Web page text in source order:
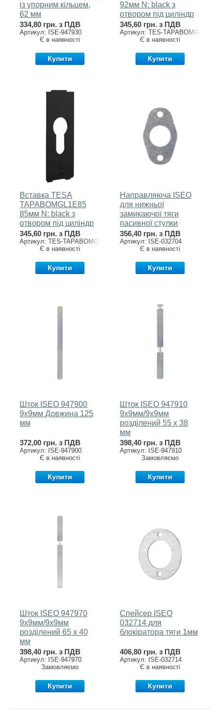
із упорним кільцем,
62 мм
334,80 грн. з ПДВ
Артикул: ISE-947930
Є в наявності
Купити
92мм N: black з
отвором під циліндр
до ручки GLOBAL1E
345,60 грн. з ПДВ
Артикул: TES-TAPABOMGL1E92
Є в наявності
Купити
Вставка TESA
TAPABOMGL1E85
85мм N: black з
отвором під циліндр
до ручки GLOBAL1E
345,60 грн. з ПДВ
Артикул: TES-TAPABOMGL1E85
Є в наявності
Купити
Направляюча ISEO
для нижньої
замикаючої тяги
пасивної стулки
032704 метал
356,40 грн. з ПДВ
Артикул: ISE-032704
Є в наявності
Купити
Шток ISEO 947900
9x9мм Довжина 125
мм
372,00 грн. з ПДВ
Артикул: ISE-947900
Є в наявності
Купити
Шток ISEO 947910
9х9мм/9х9мм
розділений 55 х 38
мм
398,40 грн. з ПДВ
Артикул: ISE-947910
Замовляємо
Купити
Шток ISEO 947970
9х9мм/9х9мм
розділений 65 х 40
мм
398,40 грн. з ПДВ
Артикул: ISE-947970
Замовляємо
Купити
Спейсер ISEO
032714 для
блокіратора тяги 1мм
406,80 грн. з ПДВ
Артикул: ISE-032714
Є в наявності
Купити